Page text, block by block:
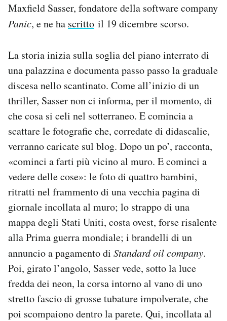
Newsletter
Regala il Post
Esci
Maxfield Sasser, fondatore della software company
Panic, e ne ha scritto il 19 dicembre scorso.
La storia inizia sulla soglia del piano interrato di
una palazzina e documenta passo passo la graduale
discesa nello scantinato. Come all’inizio di un
thriller, Sasser non ci informa, per il momento, di
che cosa si celi nel sotterraneo. E comincia a
scattare le fotografie che, corredate di didascalie,
verranno caricate sul blog. Dopo un po’, racconta,
«cominci a farti più vicino al muro. E cominci a
vedere delle cose»: le foto di quattro bambini,
ritratti nel frammento di una vecchia pagina di
giornale incollata al muro; lo strappo di una
mappa degli Stati Uniti, costa ovest, forse risalente
alla Prima guerra mondiale; i brandelli di un
annuncio a pagamento di Standard oil company.
Poi, girato l’angolo, Sasser vede, sotto la luce
fredda dei neon, la corsa intorno al vano di uno
stretto fascio di grosse tubature impolverate, che
poi scompaiono dentro la parete. Qui, incollata al